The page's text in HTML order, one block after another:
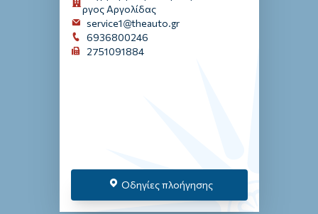
ργος Αργολίδας
service1@theauto.gr
6936800246
2751091884
Οδηγίες πλοήγησης